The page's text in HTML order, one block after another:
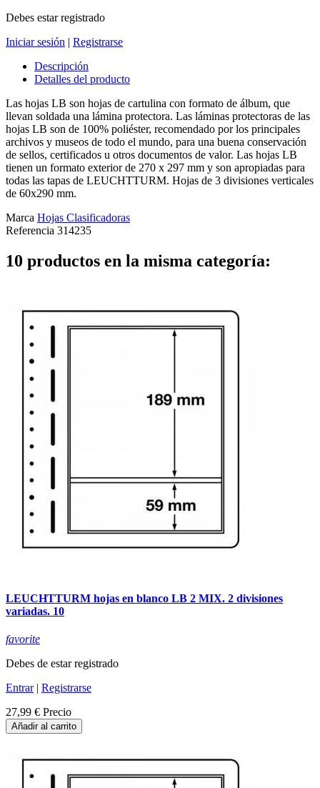
Debes estar registrado
Iniciar sesión | Registrarse
Descripción
Detalles del producto
Las hojas LB son hojas de cartulina con formato de álbum, que
llevan soldada una lámina protectora. Las láminas protectoras de las
hojas LB son de 100% poliéster, recomendado por los principales
archivos y museos de todo el mundo, para una buena conservación
de sellos, certificados u otros documentos de valor. Las hojas LB
tienen un formato exterior de 270 x 297 mm y son apropiadas para
todas las tapas de LEUCHTTURM. Hojas de 3 divisiones verticales
de 60x290 mm.
Marca Hojas Clasificadoras
Referencia 314235
10 productos en la misma categoría:
LEUCHTTURM hojas en blanco LB 2 MIX. 2 divisiones
variadas. 10
favorite
Debes de estar registrado
Entrar| Registrarse
27,99 € Precio
Añadir al carrito